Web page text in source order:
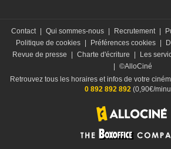
Contact Qui sommes-nous Recrutement
Politique de cookies
Préférences cookies
Revue de presse
Charte d'écriture Les
©AlloCiné
Retrouvez tous les horaires et infos de votre
0 892 892 892(0,90€/